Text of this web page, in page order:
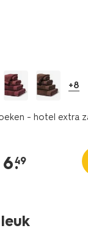
+8
- hotel extra
6.
49